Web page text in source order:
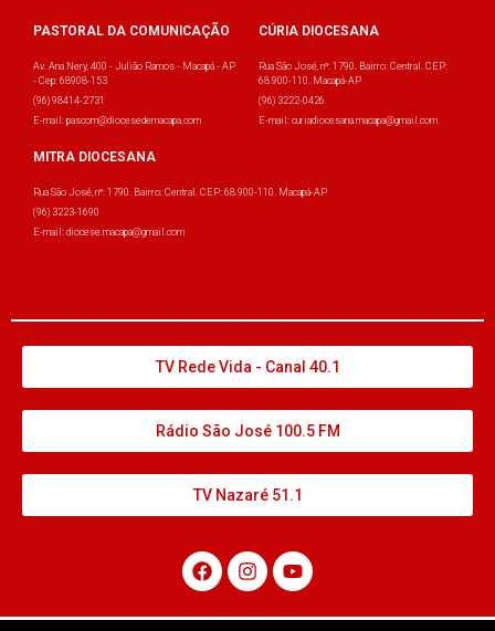
PASTORAL DA COMUNICAÇÃO
Av. Ana Nery, 400 - Julião Ramos - Macapá - AP
- Cep: 68908-153
(96) 98414-2731
E-mail: pascom@diocesedemacapa.com
CÚRIA DIOCESANA
Rua São José, nº: 1790. Bairro: Central. CEP:
68.900-110. Macapá-AP
(96) 3222-0426
E-mail: curiadiocesana.macapa@gmail.com
MITRA DIOCESANA
Rua São José, nº: 1790. Bairro: Central. CEP: 68.900-110. Macapá-AP
(96) 3223-1690
E-mail: diocese.macapa@gmail.com
TV Rede Vida - Canal 40.1
Rádio São José 100.5 FM
TV Nazaré 51.1